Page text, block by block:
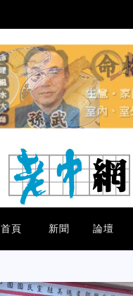
首頁 新聞 論壇